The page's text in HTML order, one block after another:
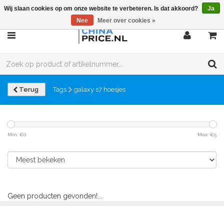
Terug Tags galaxy s7 hoesjes
Min: €0 Max: €5
Geen producten gevonden!...
Wij slaan cookies op om onze website te verbeteren. Is dat akkoord?
Ja
Nee
Meer over cookies »